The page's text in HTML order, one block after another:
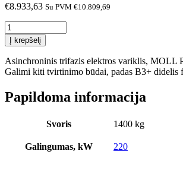
€8.933,63 Su PVM €10.809,69
produkto
kiekis:
Asinchroninis
trifazis
elektros
MOLL
PMQC-
Į krepšelį
Asinchroninis trifazis elektros variklis, MOLL
Galimi kiti tvirtinimo būdai, padas B3+ didelis
Papildoma informacija
Svoris 1400 kg
Galingumas, kW 220